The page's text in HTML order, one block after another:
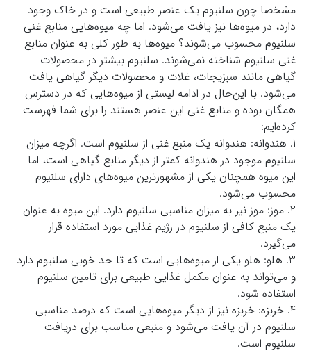
مشخصا چون سلنیوم یک عنصر طبیعی است و در خاک وجود
دارد، در میوه‌ها نیز یافت می‌شود. اما چه میوه‌هایی منابع غنی
سلنیوم محسوب می‌شوند؟ میوه‌ها به طور کلی به عنوان منابع
غنی سلنیوم شناخته نمی‌شوند. سلنیوم بیشتر در محصولات
گیاهی مانند سبزیجات، غلات و محصولات دیگر گیاهی یافت
می‌شود. با این‌حال در ادامه لیستی از میوه‌هایی که در دسترس
همگان بوده و منابع غنی این عنصر هستند را برای شما فهرست
کرده‌ایم:
1. هندوانه: هندوانه یک منبع غنی از سلنیوم است. اگرچه میزان
سلنیوم موجود در هندوانه کمتر از دیگر منابع گیاهی است، اما
این میوه همچنان یکی از مشهورترین میوه‌های دارای سلنیوم
محسوب می‌شود.
2. موز: موز نیر به میزان مناسبی سلنیوم دارد. این میوه به عنوان
یک منبع کافی از سلنیوم در رژیم غذایی مورد استفاده قرار
می‌گیرد.
3. هلو: هلو یکی از میوه‌هایی است که تا حد خوبی سلنیوم دارد
و می‌تواند به عنوان مکمل غذایی طبیعی برای تامین سلنیوم
استفاده شود.
4. خربزه: خربزه نیز از دیگر میوه‌هایی است که درصد مناسبی
سلنیوم در آن یافت می‌شود و منبعی مناسب برای دریافت
سلنیوم است.